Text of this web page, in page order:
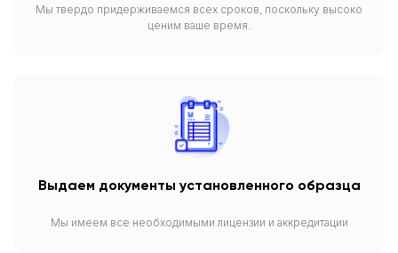
Мы твердо придерживаемся всех сроков, поскольку высоко
ценим ваше время.
Выдаем документы установленного образца
Мы имеем все необходимыми лицензии и аккредитации